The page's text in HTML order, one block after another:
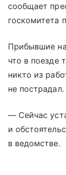
сообщает
госкомитета
Прибывшие
что в поезде
никто из
не пострадал.
— Сейчас
и
в ведомстве.